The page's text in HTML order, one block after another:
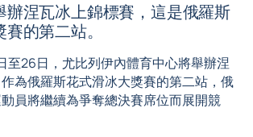
辦涅瓦冰上錦標賽，這是俄羅斯
的第二站。
至26日，尤比列伊內體育中心將舉辦涅
為俄羅斯花式滑冰大獎賽的第二站，俄
員將繼續為爭奪總決賽席位而展開競